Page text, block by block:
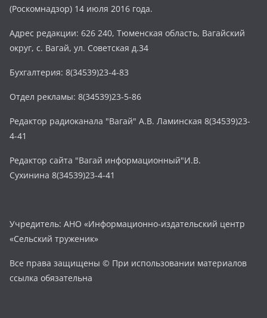
(Роскомнадзор) 14 июля 2016 года.
Адрес редакции: 626 240, Тюменская область, Вагайский
округ, с. Вагай, ул. Советская д.34
Бухгалтерия: 8(34539)23-4-83
Отдел рекламы: 8(34539)23-5-86
Редактор радиоканала "Вагай" А.В. Ламинская 8(34539)23-
4-41
Редактор сайта "Вагай информационный"И.В.
Сухинина 8(34539)23-4-41
Учредитель: АНО «Информационно-издательский центр
«Сельский труженик»
Все права защищены © При использовании материалов
ссылка обязательна